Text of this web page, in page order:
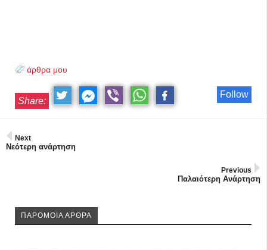
άρθρα μου
Follow
Share:
Next
Νεότερη ανάρτηση
Previous
Παλαιότερη Ανάρτηση
ΠΑΡΟΜΟΙΑ ΑΡΘΡΑ